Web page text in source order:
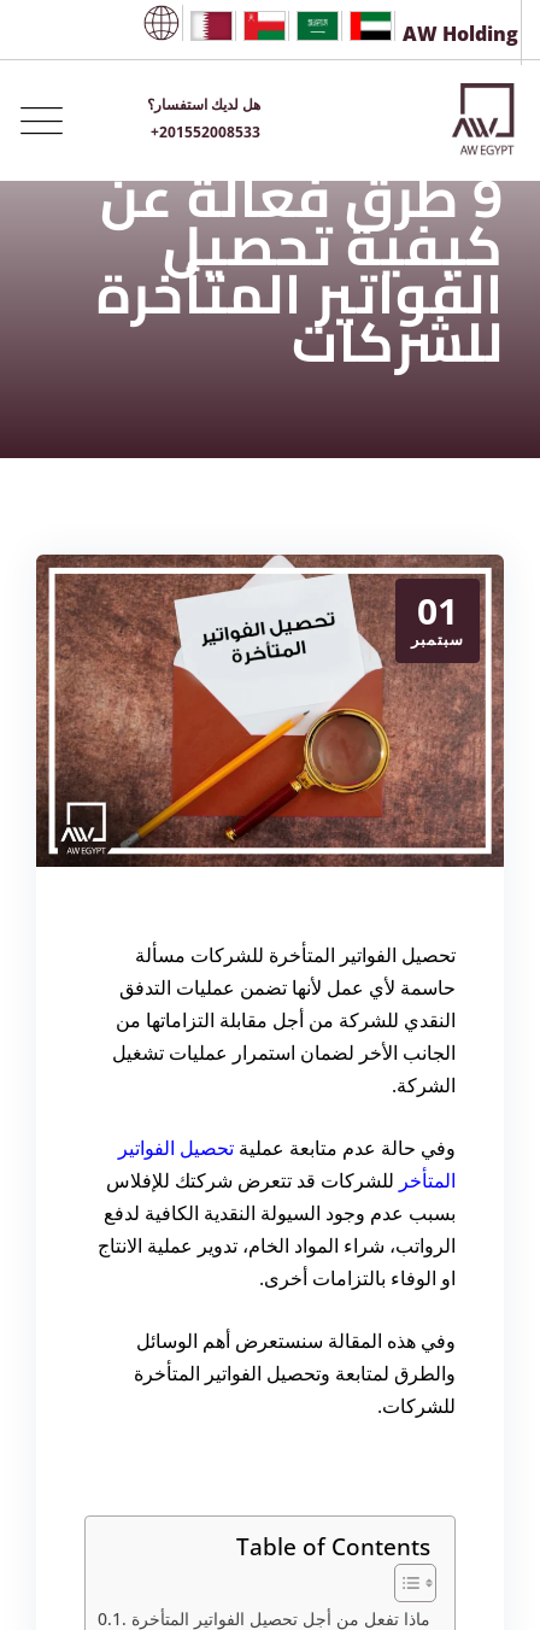
AW Holding
هل لديك استفسار؟
+201552008533
9 طرق فعالة عن
كيفية تحصيل
الفواتير المتأخرة
للشركات
01
سبتمبر
تحصيل الفواتير المتأخرة للشركات مسألة
حاسمة لأي عمل لأنها تضمن عمليات التدفق
النقدي للشركة من أجل مقابلة التزاماتها من
الجانب الأخر لضمان استمرار عمليات تشغيل
الشركة.
وفي حالة عدم متابعة عملية تحصيل الفواتير
المتأخر للشركات قد تتعرض شركتك للإفلاس
بسبب عدم وجود السيولة النقدية الكافية لدفع
الرواتب، شراء المواد الخام، تدوير عملية الانتاج
او الوفاء بالتزامات أخرى.
وفي هذه المقالة سنستعرض أهم الوسائل
والطرق لمتابعة وتحصيل الفواتير المتأخرة
للشركات.
Table of Contents
ماذا تفعل من أجل تحصيل الفواتير المتأخرة